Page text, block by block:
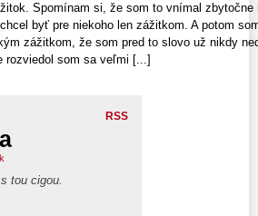
Spomínam si, že som to vnímal
byť pre niekoho len zážitkom. A potom
zážitkom, že som pred to slovo už nikdy
rozviedol som sa veľmi [...]
RSS
tou cigou.